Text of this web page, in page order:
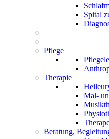
Spital
Pflege
Therapie
Mal-
Beratung,